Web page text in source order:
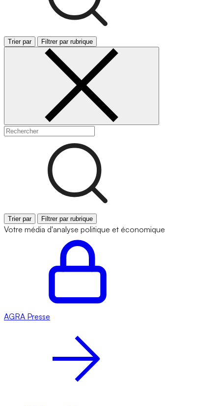
Trier par Filtrer par rubrique
Trier par Filtrer par rubrique
Votre média d'analyse politique et économique
AGRA Presse